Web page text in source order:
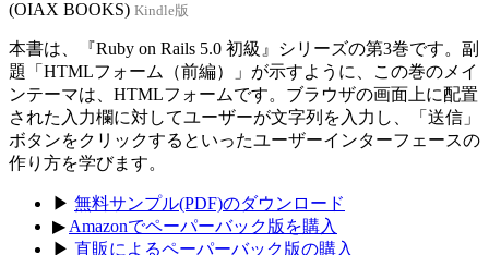
(OIAX BOOKS) Kindle版
本書は、『Ruby on Rails 5.0 初級』シリーズの第3巻です。副
題「HTMLフォーム（前編）」が示すように、この巻のメイ
ンテーマは、HTMLフォームです。ブラウザの画面上に配置
された入力欄に対してユーザーが文字列を入力し、「送信」
ボタンをクリックするといったユーザーインターフェースの
作り方を学びます。
▶ 無料サンプル(PDF)のダウンロード
▶ Amazonでペーパーバック版を購入
▶ 直販によるペーパーバック版の購入